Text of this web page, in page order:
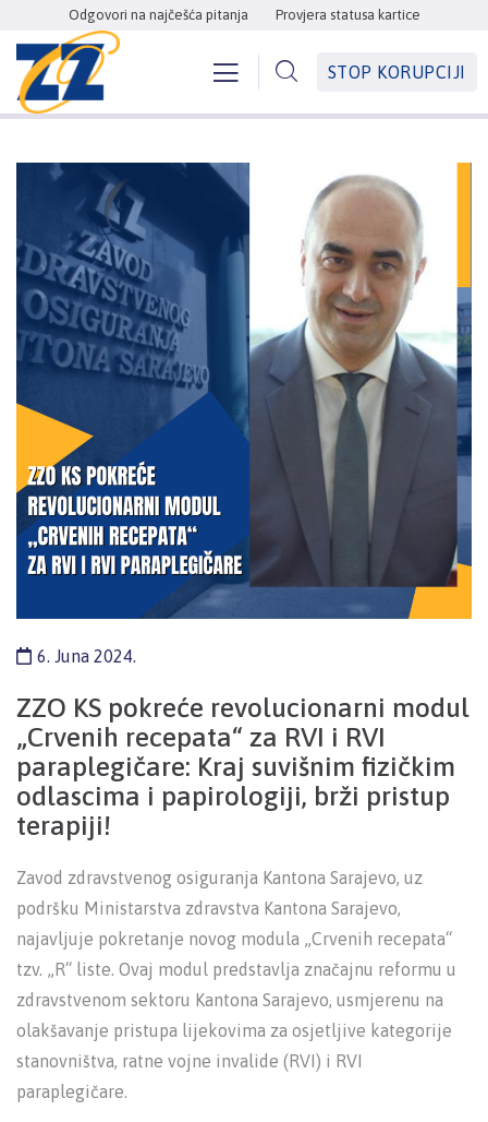
Odgovori na najčešća pitanja Provjera statusa kartice
STOP KORUPCIJI
6. Juna 2024.
ZZO KS pokreće revolucionarni modul
„Crvenih recepata“ za RVI i RVI
paraplegičare: Kraj suvišnim fizičkim
odlascima i papirologiji, brži pristup
terapiji!
Zavod zdravstvenog osiguranja Kantona Sarajevo, uz
podršku Ministarstva zdravstva Kantona Sarajevo,
najavljuje pokretanje novog modula „Crvenih recepata“
tzv. „R“ liste. Ovaj modul predstavlja značajnu reformu u
zdravstvenom sektoru Kantona Sarajevo, usmjerenu na
olakšavanje pristupa lijekovima za osjetljive kategorije
stanovništva, ratne vojne invalide (RVI) i RVI
paraplegičare.